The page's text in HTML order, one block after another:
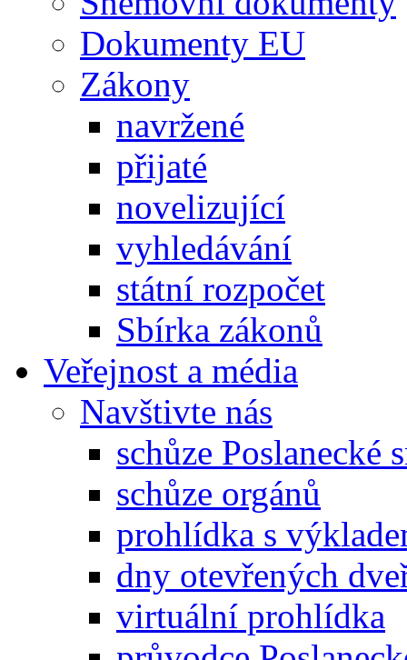
Dokumenty EU
Zákony
navržené
přijaté
novelizující
vyhledávání
státní rozpočet
Sbírka zákonů
Veřejnost a média
Navštivte nás
schůze Poslanecké
schůze orgánů
prohlídka s
dny otevřených
virtuální prohlídka